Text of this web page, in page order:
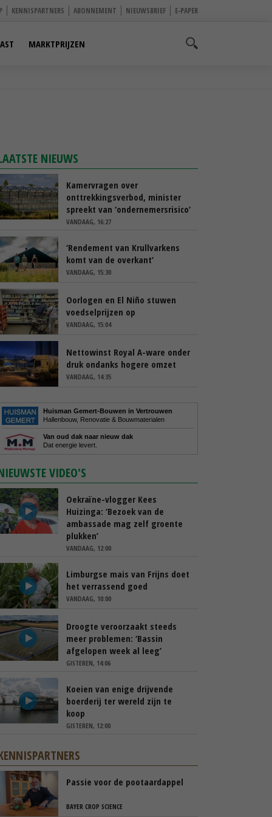
KENNISPARTNERS ABONNEMENT NIEUWSBRIEF E-PAPER
MARKTPRIJZEN
NIEUWS
Kamervragen over
onttrekkingsverbod, minister
spreekt van ‘ondernemersrisico’
VANDAAG, 16:27
‘Rendement van Krullvarkens
komt van de overkant’
VANDAAG, 15:30
Oorlogen en El Niño stuwen
voedselprijzen op
VANDAAG, 15:04
Nettowinst Royal A-ware onder
druk ondanks hogere omzet
VANDAAG, 14:35
Huisman Gemert-Bouwen in Vertrouwen
Hallenbouw, Renovatie & Bouwmaterialen
Van oud dak naar nieuw dak
Dat energie levert.
VIDEO'S
Oekraïne-vlogger Kees
Huizinga: ‘Bezoek van de
ambassade mag zelf groente
plukken’
VANDAAG, 12:00
Limburgse mais van Frijns doet
het verrassend goed
VANDAAG, 10:00
Droogte veroorzaakt steeds
meer problemen: ‘Bassin
afgelopen week al leeg’
GISTEREN, 14:06
Koeien van enige drijvende
boerderij ter wereld zijn te
koop
GISTEREN, 12:00
Passie voor de pootaardappel
BAYER CROP SCIENCE